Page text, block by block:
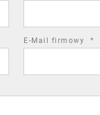
E-Mail firmowy *